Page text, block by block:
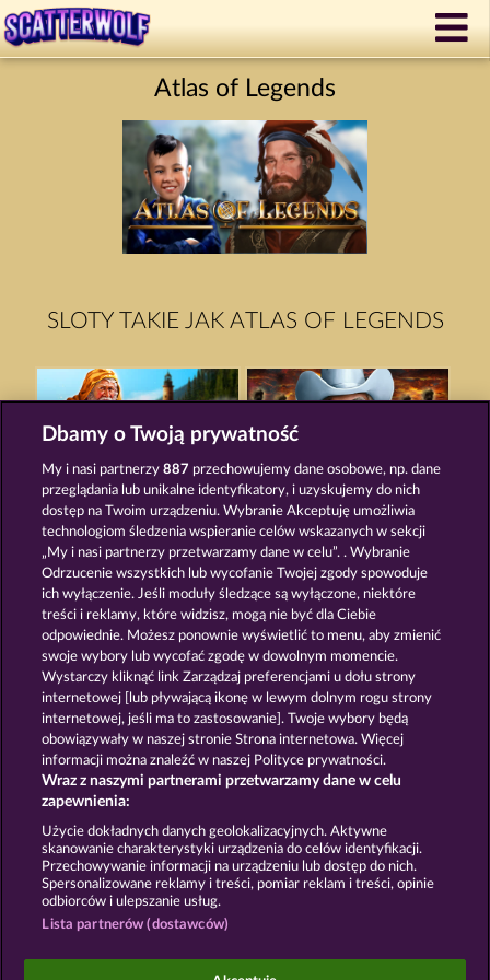
Atlas of Legends
SLOTY TAKIE JAK ATLAS OF LEGENDS
OLD FISHERMAN TEXAS TYCOON
ROMAN LEGION ROMAN LEGION XTREME
Zasady i warunki Polityka prywatności
Nota prawna Firma FAQ Facebook
Prześlij wniosek o wypłatę
Gry społecznościowe mają przeznaczenie czysto
Dbamy o Twoją prywatność
My i nasi partnerzy887 przechowujemy dane osobowe, np. dane
przeglądania lub unikalne identyfikatory, i uzyskujemy do nich
dostęp na Twoim urządzeniu. Wybranie Akceptuję umożliwia
technologiom śledzenia wspieranie celów wskazanych w sekcji
„My i nasi partnerzy przetwarzamy dane w celu”. . Wybranie
Odrzucenie wszystkich lub wycofanie Twojej zgody spowoduje
ich wyłączenie. Jeśli moduły śledzące są wyłączone, niektóre
treści i reklamy, które widzisz, mogą nie być dla Ciebie
odpowiednie. Możesz ponownie wyświetlić to menu, aby zmienić
swoje wybory lub wycofać zgodę w dowolnym momencie.
Wystarczy kliknąć link Zarządzaj preferencjami u dołu strony
internetowej [lub pływającą ikonę w lewym dolnym rogu strony
internetowej, jeśli ma to zastosowanie]. Twoje wybory będą
obowiązywały w naszej stronie Strona internetowa. Więcej
informacji można znaleźć w naszej Polityce prywatności.
Wraz z naszymi partnerami przetwarzamy dane w celu
zapewnienia:
Użycie dokładnych danych geolokalizacyjnych. Aktywne
skanowanie charakterystyki urządzenia do celów identyfikacji.
Przechowywanie informacji na urządzeniu lub dostęp do nich.
Spersonalizowane reklamy i treści, pomiar reklam i treści, opinie
odbiorców i ulepszanie usług.
Lista partnerów (dostawców)